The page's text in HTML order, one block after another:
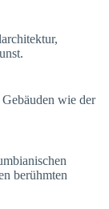
wie der
berühmten